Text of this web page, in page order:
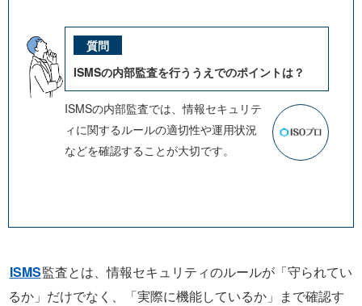
ISMSの内部監査を行ううえでのポイントは？
ISMSの内部監査では、情報セキュリテ
ィに関するルールの適切性や運用状況
などを確認することが大切です。
ISMS監査とは、情報セキュリティのルールが「守られてい
るか」だけでなく、「実際に機能しているか」まで確認す